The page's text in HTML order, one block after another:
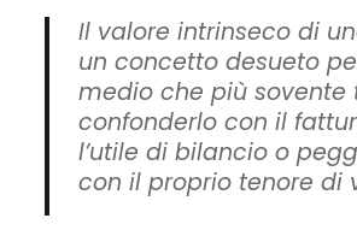
Il valore intrinseco di
un concetto desueto
medio che più sovente
confonderlo con il
l’utile di bilancio o
con il proprio tenore di